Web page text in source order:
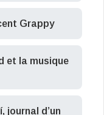
Grappy
et la musique
journal d’un